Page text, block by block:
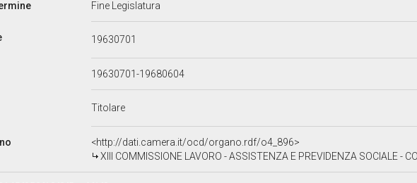
Fine Legislatura
19630701
19630701-19680604
Titolare
<http://dati.camera.it/ocd/organo.rdf/o4_896>
XIII COMMISSIONE LAVORO - ASSISTENZA E PREVIDENZA SOCIALE -